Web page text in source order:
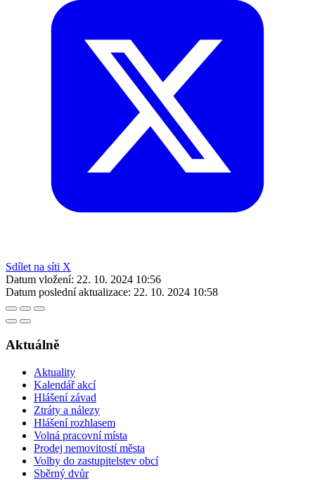
Sdílet na síti X
Datum vložení: 22. 10. 2024 10:56
Datum poslední aktualizace: 22. 10. 2024 10:58
Aktuálně
Aktuality
Kalendář akcí
Hlášení závad
Ztráty a nálezy
Hlášení rozhlasem
Volná pracovní místa
Prodej nemovitostí města
Volby do zastupitelstev obcí
Sběrný dvůr